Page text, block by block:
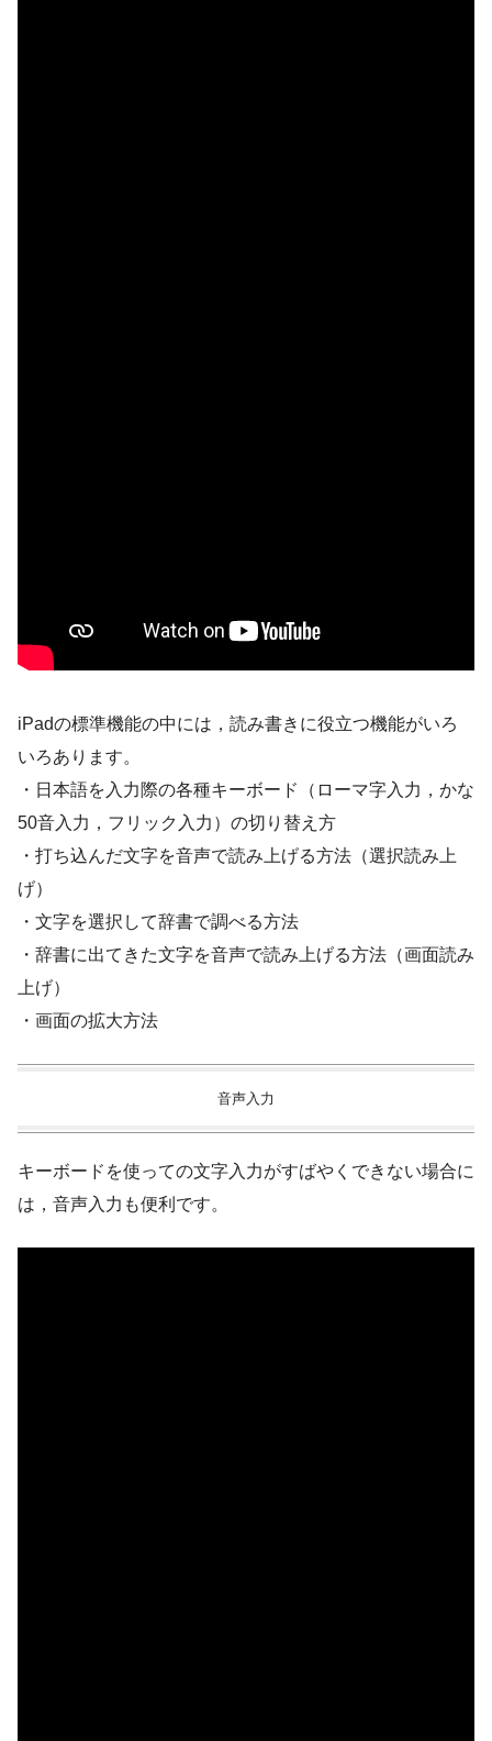
iPadの標準機能の中には，読み書きに役立つ機能がいろ
いろあります。
・日本語を入力際の各種キーボード（ローマ字入力，かな
50音入力，フリック入力）の切り替え方
・打ち込んだ文字を音声で読み上げる方法（選択読み上
げ）
・文字を選択して辞書で調べる方法
・辞書に出てきた文字を音声で読み上げる方法（画面読み
上げ）
・画面の拡大方法
音声入力
キーボードを使っての文字入力がすばやくできない場合に
は，音声入力も便利です。